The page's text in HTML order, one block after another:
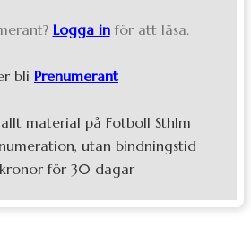
Logga in för att läsa.
bli Prenumerant
material på Fotboll Sthlm
utan bindningstid
för 30 dagar